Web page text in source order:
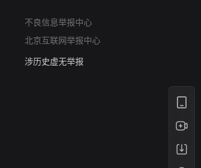
不良信息举报中心
北京互联网举报中心
亚运会举报专区
涉历史虚无举报